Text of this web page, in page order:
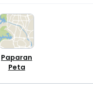
Paparan
Peta